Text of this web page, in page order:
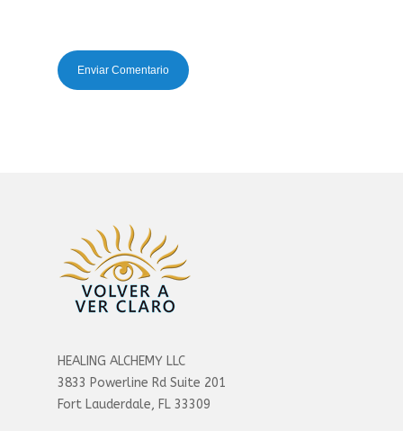
HEALING ALCHEMY LLC
3833 Powerline Rd Suite 201
Fort Lauderdale, FL 33309